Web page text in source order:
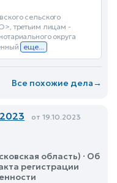
сельского
третьим лицам -
округа
еще...
Все похожие дела→
от 19.10.2023
область) · Об
регистрации